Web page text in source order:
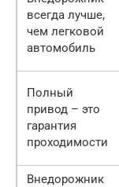
всегда лучше,
чем легковой
автомобиль
Полный
привод – это
гарантия
проходимости
Внедорожник